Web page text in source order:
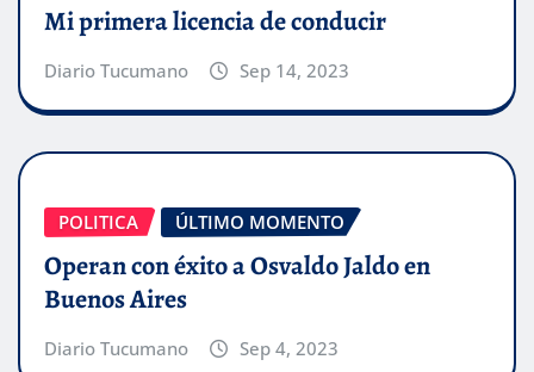
Mi primera licencia de conducir
Diario Tucumano Sep 14, 2023
POLITICA ÚLTIMO MOMENTO
Operan con éxito a Osvaldo Jaldo en
Buenos Aires
Diario Tucumano Sep 4, 2023